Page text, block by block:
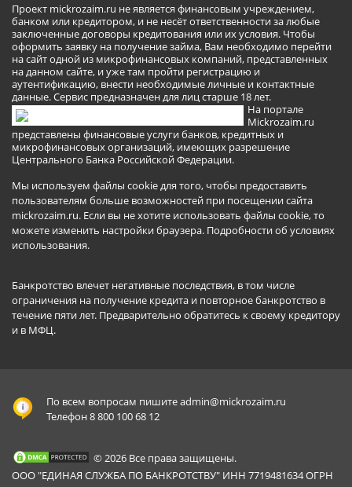
Проект mickrozaim.ru не является финансовым учреждением,
банком или кредитором, и не несёт ответственности за любые
заключенные договоры кредитования или их условия. Чтобы
оформить заявку на получение займа, Вам необходимо перейти
на сайт одной из микрофинансовых компаний, представленных
на данном сайте, и уже там пройти регистрацию и
аутентификацию, внести необходимые личные и контактные
данные. Сервис предназначен для лиц старше 18 лет.
На портале
Mickrozaim.ru
представлены финансовые услуги банков, кредитных и
микрофинансовых организаций, имеющих разрешение
Центрального Банка Российской Федерации.
Мы используем файлы cookie для того, чтобы предоставить
пользователям больше возможностей при посещении сайта
mickrozaim.ru. Если вы не хотите использовать файлы cookie, то
можете изменить настройки браузера. Подробности об условиях
использования.
Банкротство влечет негативные последствия, в том числе
ограничения на получение кредита и повторное банкротство в
течение пяти лет. Предварительно обратитесь к своему кредитору
и в МФЦ.
По всем вопросам пишитеadmin@mickrozaim.ru
Телефон 8 800 100 68 12
© 2026 Все права защищены.
ООО "ЕДИНАЯ СЛУЖБА ПО БАНКРОТСТВУ" ИНН 7719481634 ОГРН